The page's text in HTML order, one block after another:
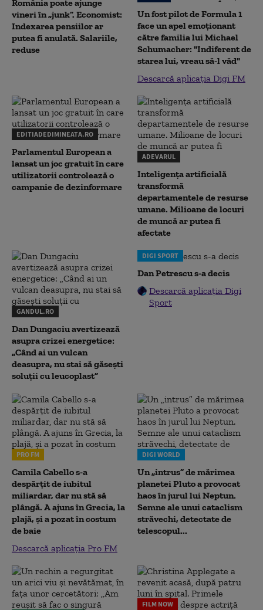
România poate ajunge
vineri în „junk”. Economist:
Indexarea pensiilor ar
putea fi anulată. Salariile,
reduse
Un fost pilot de Formula 1
face un apel emoționant
către familia lui Michael
Schumacher: "Indiferent de
starea lui, vreau să-l văd"
Descarcă aplicația Digi FM
EDITIADEDIMINEATA.RO
Parlamentul European a
lansat un joc gratuit în care
utilizatorii controlează o
campanie de dezinformare
ADEVARUL
Inteligența artificială
transformă
departamentele de resurse
umane. Milioane de locuri
de muncă ar putea fi
afectate
GANDUL.RO
Dan Dungaciu avertizează
asupra crizei energetice:
„Când ai un vulcan
deasupra, nu stai să găsești
soluții cu leucoplast”
DIGI SPORT
Dan Petrescu s-a decis
Descarcă aplicația Digi
Sport
PRO FM
Camila Cabello s-a
despărțit de iubitul
miliardar, dar nu stă să
plângă. A ajuns în Grecia, la
plajă, și a pozat în costum
de baie
Descarcă aplicația Pro FM
DIGI WORLD
Un „intrus” de mărimea
planetei Pluto a provocat
haos în jurul lui Neptun.
Semne ale unui cataclism
străvechi, detectate de
telescopul...
FILM NOW